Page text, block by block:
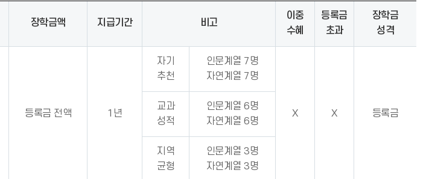
장학금액 지급기간 비고
이중
수혜
등록금
초과
장학금
성격
등록금 전액 1년
자기
추천
인문계열 7명
자연계열 7명
X X 등록금
교과
성적
인문계열 6명
자연계열 6명
지역
균형
인문계열 3명
자연계열 3명